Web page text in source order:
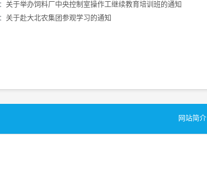
关于举办饲料厂中央控制室操作工继续教育培训班的通知
关于赴大北农集团参观学习的通知
网站简介